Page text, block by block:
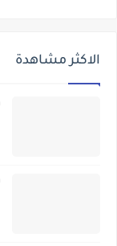
الاكثر مشاهدة